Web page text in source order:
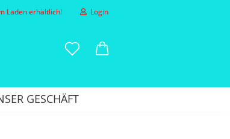
Laden erhältlich! Login
GESCHÄFT